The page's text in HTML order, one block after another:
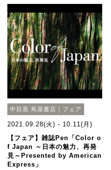
中目黒 蔦屋書店｜フェア
2021.09.28(火) - 10.11(月)
【フェア】雑誌Pen「Color o
f Japan ～日本の魅力、再発
見～Presented by American
Express」